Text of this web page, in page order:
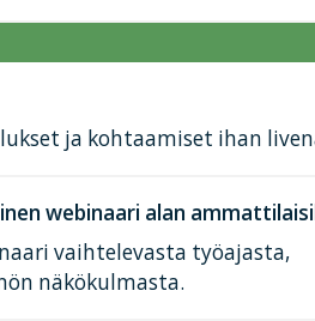
ja kohtaamiset ihan
webinaari alan
vaihtelevasta työajasta,
näkökulmasta.